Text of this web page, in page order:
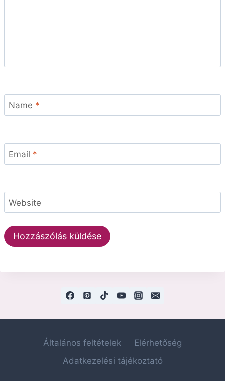
Name *
Email *
Website
Általános feltételek
Elérhetőség
Adatkezelési tájékoztató